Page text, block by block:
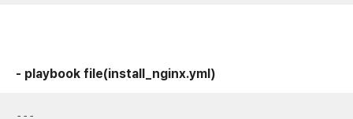
- playbook file(install_nginx.yml)
---